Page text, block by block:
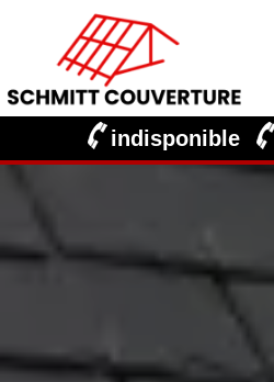
indisponible